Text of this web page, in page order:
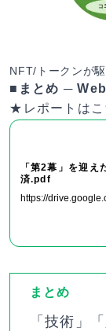
NFT/トークンが
■まとめ ─
★レポートはこ
「第2幕」を迎え
済.pdf
https://
まとめ
「技術」